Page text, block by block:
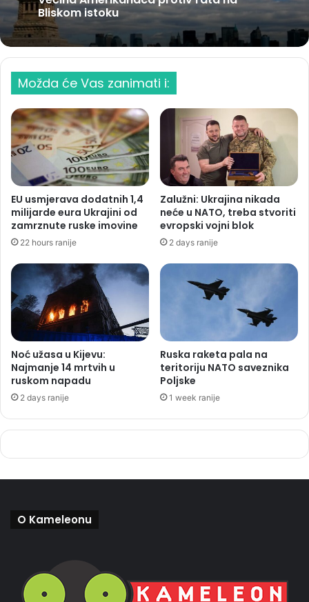
Bliskom istoku
Možda će Vas zanimati i:
EU usmjerava dodatnih 1,4
milijarde eura Ukrajini od
zamrznute ruske imovine
22 hours ranije
Zalužni: Ukrajina nikada
neće u NATO, treba stvoriti
evropski vojni blok
2 days ranije
Noć užasa u Kijevu:
Najmanje 14 mrtvih u
ruskom napadu
2 days ranije
Ruska raketa pala na
teritoriju NATO saveznika
Poljske
1 week ranije
O Kameleonu